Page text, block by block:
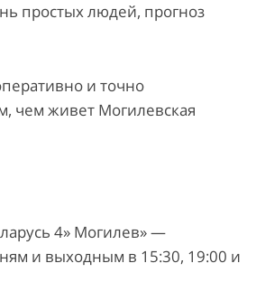
простых людей, прогноз
и точно
чем живет Могилевская
4» Могилев» —
и выходным в 15:30, 19:00 и